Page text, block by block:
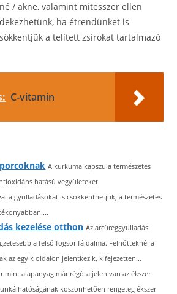
/ akne, valamint mitesszer ellen
ha étrendünket is
a telített zsírokat tartalmazó
C-vitamin
A kurkuma kapszula természetes
hatású vegyületeket
a gyulladásokat is csökkenthetjük, a természetes
kezelése otthon Az arcüreggyulladás
a felső fogsor fájdalma. Felnőtteknél a
az egyik oldalon jelentkezik, kifejezetten...
mint alapanyag már régóta jelen van az ékszer
köszönhetően rengeteg ékszer